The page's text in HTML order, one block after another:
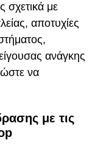
σχετικά με
αποτυχίες
ανάγκης
να
με τις